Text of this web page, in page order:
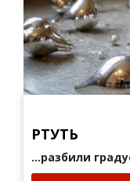
РТУТЬ
...разбили